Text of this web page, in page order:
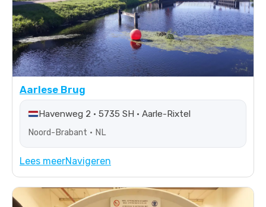
Aarlese Brug
Havenweg 2 • 5735 SH • Aarle-Rixtel
Noord-Brabant • NL
Lees meerNavigeren